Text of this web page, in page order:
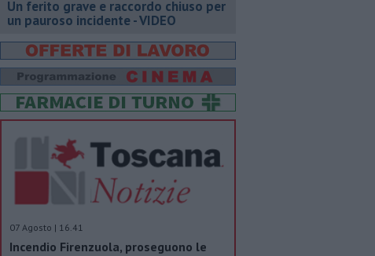
Un ferito grave e raccordo chiuso per
un pauroso incidente - VIDEO
07 Agosto | 16.41
Incendio Firenzuola, proseguono le